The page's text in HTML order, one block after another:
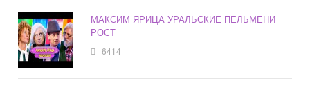
МАКСИМ ЯРИЦА УРАЛЬСКИЕ ПЕЛЬМЕНИ
РОСТ
6414